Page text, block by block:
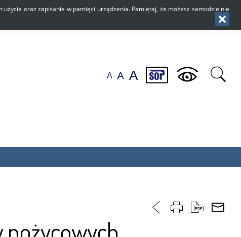
oraz zapisanie w pamięci urządzenia. Pamiętaj, że możesz samodzielnie